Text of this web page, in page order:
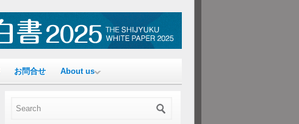
お問合せ About us